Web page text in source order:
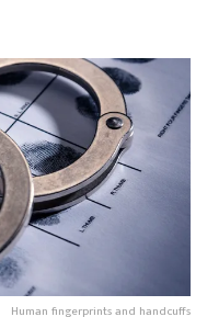
Human fingerprints and handcuffs